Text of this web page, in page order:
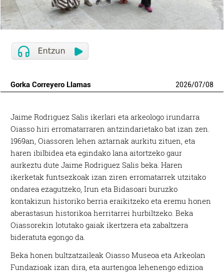
Gorka Correyero Llamas 2026/07/08
Jaime Rodriguez Salis ikerlari eta arkeologo irundarra
Oiasso hiri erromatarraren antzindarietako bat izan zen.
1969an, Oiassoren lehen aztarnak aurkitu zituen, eta
haren ibilbidea eta egindako lana aitortzeko gaur
aurkeztu dute Jaime Rodriguez Salis beka. Haren
ikerketak funtsezkoak izan ziren erromatarrek utzitako
ondarea ezagutzeko, Irun eta Bidasoari buruzko
kontakizun historiko berria eraikitzeko eta eremu honen
aberastasun historikoa herritarrei hurbiltzeko. Beka
Oiassorekin lotutako gaiak ikertzera eta zabaltzera
bideratuta egongo da.
Beka honen bultzatzaileak Oiasso Museoa eta Arkeolan
Fundazioak izan dira, eta aurtengoa lehenengo edizioa